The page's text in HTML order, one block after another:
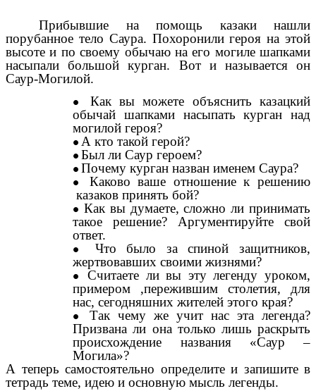
Прибывшие на помощь казаки нашли
порубанное тело Саура. Похоронили героя на этой
высоте и по своему обычаю на его могиле шапками
насыпали большой курган. Вот и называется он
Саур-Могилой.
Как вы можете объяснить казацкий
обычай шапками насыпать курган над
могилой героя?
А кто такой герой?
Был ли Саур героем?
Почему курган назван именем Саура?
Каково ваше отношение к решению
казаков принять бой?
Как вы думаете, сложно ли принимать
такое решение? Аргументируйте свой
ответ.
Что было за спиной защитников,
жертвовавших своими жизнями?
Считаете ли вы эту легенду уроком,
примером ,пережившим столетия, для
нас, сегодняшних жителей этого края?
Так чему же учит нас эта легенда?
Призвана ли она только лишь раскрыть
происхождение названия «Саур –
Могила»?
А теперь самостоятельно определите и запишите в
тетрадь темe, идею и основную мысль легенды.